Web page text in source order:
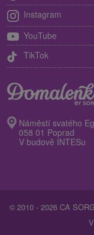
Instagram
YouTube
TikTok
Náměstí svatého
058 01 Poprad
V budově INTESu
© 2010 - 2026 CA